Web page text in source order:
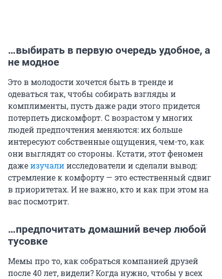
…выбирать в первую очередь удобное, а
не модное
Это в молодости хочется быть в тренде и
одеваться так, чтобы собирать взгляды и
комплименты, пусть даже ради этого придется
потерпеть дискомфорт. С возрастом у многих
людей предпочтения меняются: их больше
интересуют собственные ощущения, чем-то, как
они выглядят со стороны. Кстати, этот феномен
дажеизучалиисследователи и сделали вывод:
стремление к комфорту — это естественный сдвиг
в приоритетах. И не важно, кто и как при этом на
вас посмотрит.
…предпочитать домашний вечер любой
тусовке
Мемы про то, как собраться компанией друзей
после 40 лет, видели? Когда нужно, чтобы у всех